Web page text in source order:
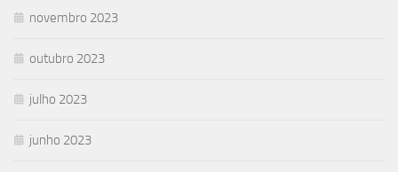
novembro 2023
outubro 2023
julho 2023
junho 2023